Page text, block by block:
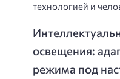
технологией и
освещения:
режима под